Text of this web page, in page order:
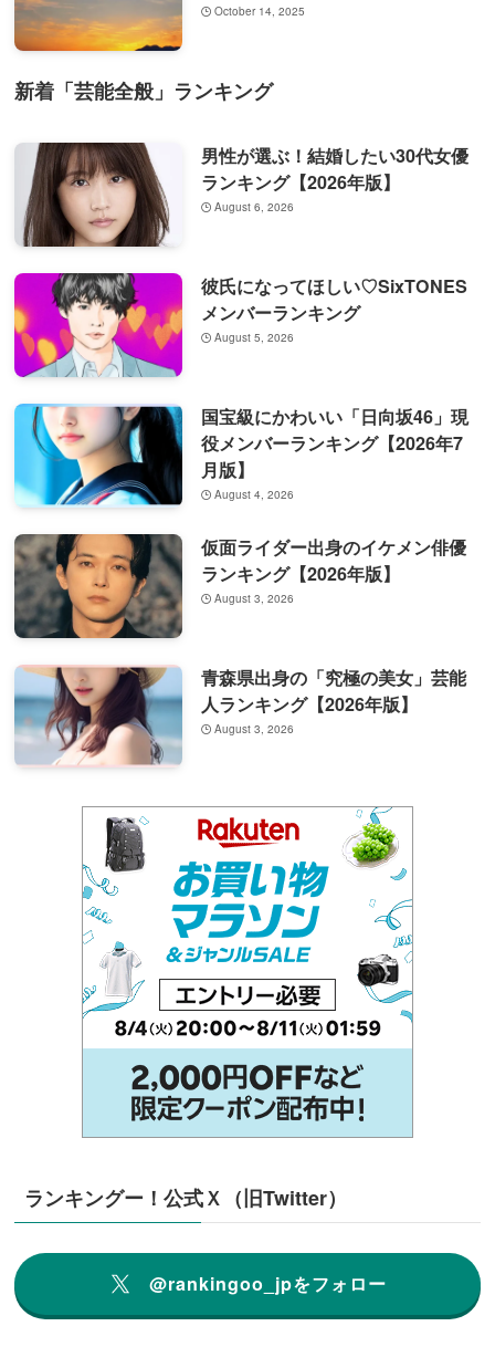
October 14, 2025
新着「芸能全般」ランキング
男性が選ぶ！結婚したい30代女優
ランキング【2026年版】
August 6, 2026
彼氏になってほしい♡SixTONES
メンバーランキング
August 5, 2026
国宝級にかわいい「日向坂46」現
役メンバーランキング【2026年7
月版】
August 4, 2026
仮面ライダー出身のイケメン俳優
ランキング【2026年版】
August 3, 2026
青森県出身の「究極の美女」芸能
人ランキング【2026年版】
August 3, 2026
ランキングー！公式Ｘ（旧Twitter）
@rankingoo_jpをフォロー